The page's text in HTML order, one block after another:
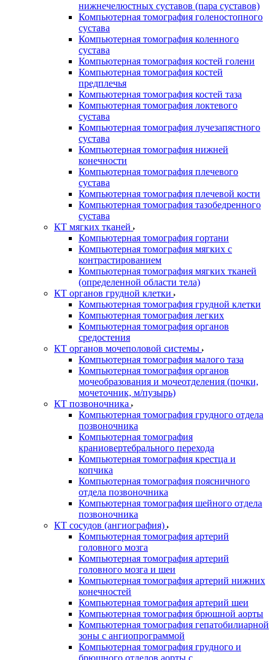
нижнечелюстных суставов (пара суставов)
Компьютерная томография голеностопного
сустава
Компьютерная томография коленного
сустава
Компьютерная томография костей голени
Компьютерная томография костей
предплечья
Компьютерная томография костей таза
Компьютерная томография локтевого
сустава
Компьютерная томография лучезапястного
сустава
Компьютерная томография нижней
конечности
Компьютерная томография плечевого
сустава
Компьютерная томография плечевой кости
Компьютерная томография тазобедренного
сустава
КТ мягких тканей
Компьютерная томография гортани
Компьютерная томография мягких с
контрастированием
Компьютерная томография мягких тканей
(определенной области тела)
КТ органов грудной клетки
Компьютерная томография грудной клетки
Компьютерная томография легких
Компьютерная томография органов
средостения
КТ органов мочеполовой системы
Компьютерная томография малого таза
Компьютерная томография органов
мочеобразования и мочеотделения (почки,
мочеточник, м/пузырь)
КТ позвоночника
Компьютерная томография грудного отдела
позвоночника
Компьютерная томография
краниовертебрального перехода
Компьютерная томография крестца и
копчика
Компьютерная томография поясничного
отдела позвоночника
Компьютерная томография шейного отдела
позвоночника
КТ сосудов (ангиография)
Компьютерная томография артерий
головного мозга
Компьютерная томография артерий
головного мозга и шеи
Компьютерная томография артерий нижних
конечностей
Компьютерная томография артерий шеи
Компьютерная томография брюшной аорты
Компьютерная томография гепатобилиарной
зоны с ангиопрограммой
Компьютерная томография грудного и
брюшного отделов аорты с